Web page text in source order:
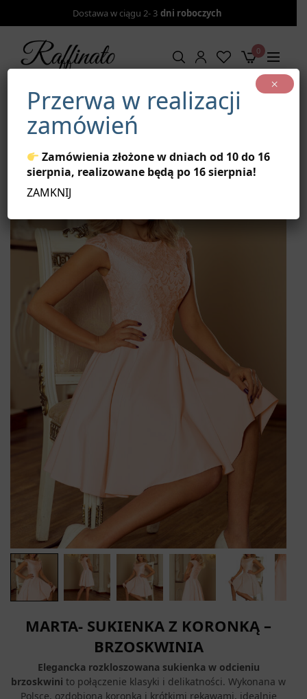
Dostawa w ciągu 2- 3 dni roboczych
0
Strona główna / Sukienki /
Marta- sukienka z koronką –
MARTA- SUKIENKA Z KORONKĄ –
BRZOSKWINIA
Elegancka rozkloszowana sukienka w odcieniu
brzoskwini to połączenie klasyki i delikatności. Wykonana w
Polsce, ozdobiona koronką i krótkimi rękawami, idealnie
Przerwa w realizacji
zamówień
Zamówienia złożone w dniach od 10 do 16
sierpnia, realizowane będą po 16 sierpnia!
ZAMKNIJ
×